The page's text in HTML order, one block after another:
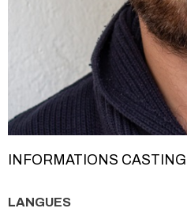
INFORMATIONS CASTING
LANGUES